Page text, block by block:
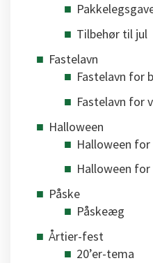
Tilbehør til jul
Fastelavn
Fastelavn for
Fastelavn for
Halloween
Halloween for
Halloween
Påske
Påskeæg
Årtier-fest
20’er-tema